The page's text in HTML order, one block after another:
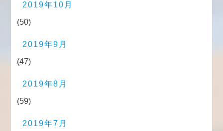
2019年10月
(50)
2019年9月
(47)
2019年8月
(59)
2019年7月